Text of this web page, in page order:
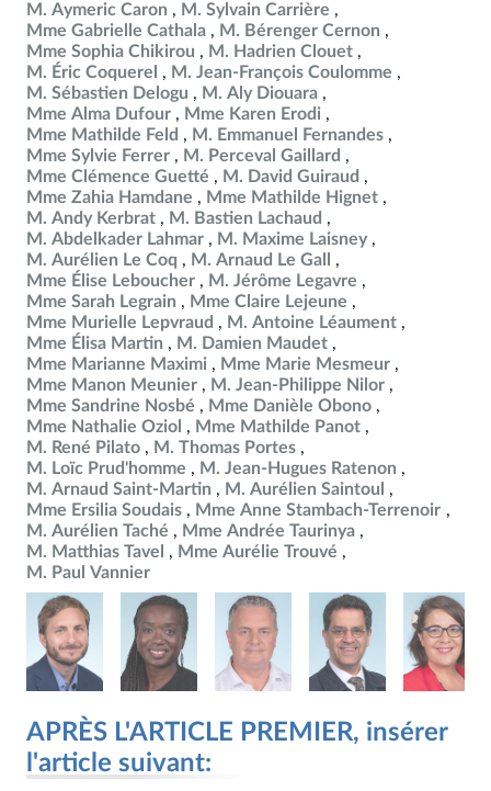
M. Aymeric Caron
M. Sylvain Carrière
Mme Gabrielle Cathala
M. Bérenger Cernon
Mme Sophia Chikirou
M. Hadrien Clouet
M. Éric Coquerel
M. Jean-François Coulomme
M. Sébastien Delogu
M. Aly Diouara
Mme Alma Dufour
Mme Karen Erodi
Mme Mathilde Feld
M. Emmanuel Fernandes
Mme Sylvie Ferrer
M. Perceval Gaillard
Mme Clémence Guetté
M. David Guiraud
Mme Zahia Hamdane
Mme Mathilde Hignet
M. Andy Kerbrat
M. Bastien Lachaud
M. Abdelkader Lahmar
M. Maxime Laisney
M. Aurélien Le Coq
M. Arnaud Le Gall
Mme Élise Leboucher
M. Jérôme Legavre
Mme Sarah Legrain
Mme Claire Lejeune
Mme Murielle Lepvraud
M. Antoine Léaument
Mme Élisa Martin
M. Damien Maudet
Mme Marianne Maximi
Mme Marie Mesmeur
Mme Manon Meunier
M. Jean-Philippe Nilor
Mme Sandrine Nosbé
Mme Danièle Obono
Mme Nathalie Oziol
Mme Mathilde Panot
M. René Pilato
M. Thomas Portes
M. Loïc Prud'homme
M. Jean-Hugues Ratenon
M. Arnaud Saint-Martin
M. Aurélien Saintoul
Mme Ersilia Soudais
Mme Anne Stambach-Terrenoir
M. Aurélien Taché
Mme Andrée Taurinya
M. Matthias Tavel
Mme Aurélie Trouvé
M. Paul Vannier
APRÈS L'ARTICLE PREMIER, insérer
l'article suivant: